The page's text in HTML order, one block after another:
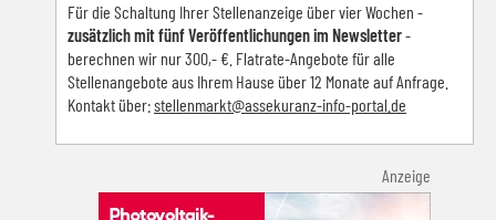
Für die Schaltung Ihrer Stellenanzeige über vier Wochen -
zusätzlich mit fünf Veröffentlichungen im Newsletter-
berechnen wir nur 300,- €. Flatrate-Angebote für alle
Stellenangebote aus Ihrem Hause über 12 Monate auf Anfrage.
Kontakt über:stellenmarkt@assekuranz-info-portal.de
Anzeige